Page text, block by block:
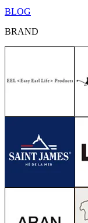
BLOG
BRAND